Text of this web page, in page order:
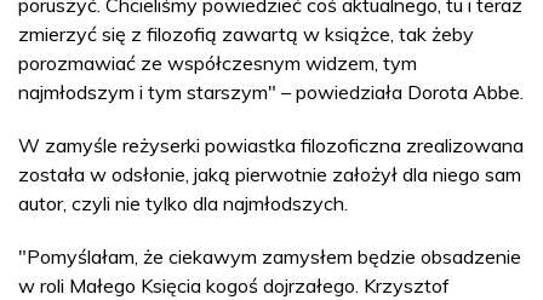
zmierzyć się z filozofią zawartą w książce, tak żeby
porozmawiać ze współczesnym widzem, tym
najmłodszym i tym starszym" – powiedziała Dorota Abbe.
W zamyśle reżyserki powiastka filozoficzna zrealizowana
została w odsłonie, jaką pierwotnie założył dla niego sam
autor, czyli nie tylko dla najmłodszych.
"Pomyślałam, że ciekawym zamysłem będzie obsadzenie
w roli Małego Księcia kogoś dojrzałego. Krzysztof